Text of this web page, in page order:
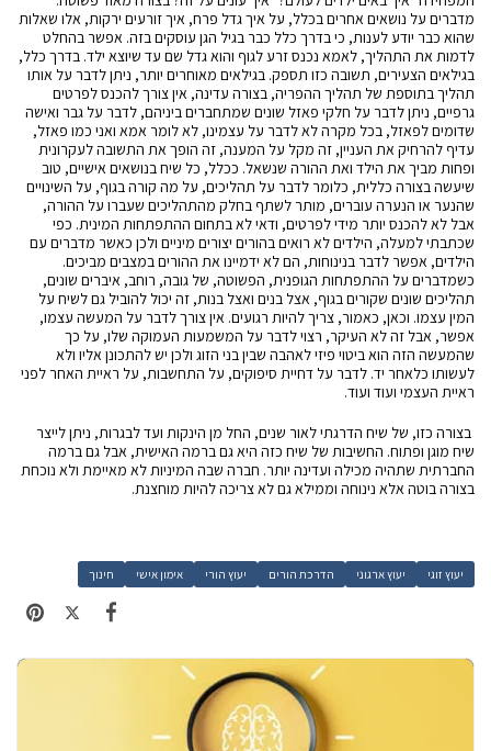
מדברים על נושאים אחרים בכלל, על איך גדל פרח, איך זורעים ירקות, אלו שאלות
שהוא כבר יודע לענות, כי בדרך כלל כבר בגיל הגן עוסקים בזה. אפשר בהחלט
לדמות את התהליך, לאמא נכנס זרע לגוף והוא גדל שם עד שיוצא ילד. בדרך כלל,
בגילאים הצעירים, תשובה כזו תספק. בגילאים מאוחרים יותר, ניתן לדבר על אותו
תהליך בתוספת של תהליך ההפריה, בצורה עדינה, אין צורך להכנס לפרטים
גרפיים, ניתן לדבר על חלקי פאזל שונים שמתחברים ביניהם, לדבר על גבר ואישה
שדומים לפאזל, בכל מקרה לא לדבר על עצמינו, לא לומר אמא ואני כמו פאזל,
עדיף להרחיק את העניין, זה מקל על המענה, זה הופך את התשובה לעקרונית
ופחות מביך את הילד ואת ההורה שנשאל. ככלל, כל שיח בנושאים אישיים, טוב
שיעשה בצורה כללית, כלומר לדבר על תהליכים, על מה קורה בגוף, על השינויים
שהנער או הנערה עוברים, מותר לשתף בחלק מהתהליכים שעברו על ההורה,
אבל לא להכנס יותר מידי לפרטים, ודאי לא בתחום ההתפתחות המינית. כפי
שכתבתי למעלה, הילדים לא רואים בהורים יצורים מיניים ולכן כאשר מדברים עם
הילדים, אפשר לדבר בנינוחות, הם לא ידמיינו את ההורים במצבים מביכים.
כשמדברים על ההתפתחות הגופנית, הפשוטה, של גובה, רוחב, איברים שונים,
תהליכים שונים שקורים בגוף, אצל בנים ואצל בנות, זה יכול להוביל גם לשיח על
המין עצמו. וכאן, כאמור, צריך להיות רגועים. אין צורך לדבר על המעשה עצמו,
אפשר, אבל זה לא העיקר, רצוי לדבר על המשמעות העמוקה שלו, על כך
שהמעשה הזה הוא ביטוי פיזי לאהבה שבין בני הזוג ולכן יש להתכונן אליו ולא
לעשותו כלאחר יד. לדבר על דחיית סיפוקים, על התחשבות, על ראיית האחר לפני
ראיית העצמי ועוד ועוד.
בצורה כזו, של שיח הדרגתי לאור שנים, החל מן הינקות ועד לבגרות, ניתן לייצר
שיח מוגן ופתוח. החשיבות של שיח כזה היא גם ברמה האישית, אבל גם ברמה
החברתית שתהיה מכילה ועדינה יותר. חברה שבה המיניות לא מאיימת ולא נוכחת
בצורה בוטה אלא נינוחה וממילא גם לא צריכה להיות מוחצנת.
יעוץ זוגי יעוץ ארגוני הדרכת הורים יעוץ הורי אימון אישי חינוך